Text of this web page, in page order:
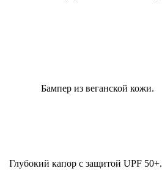
Бампер из веганской кожи.
Глубокий капор с защитой UPF 50+.